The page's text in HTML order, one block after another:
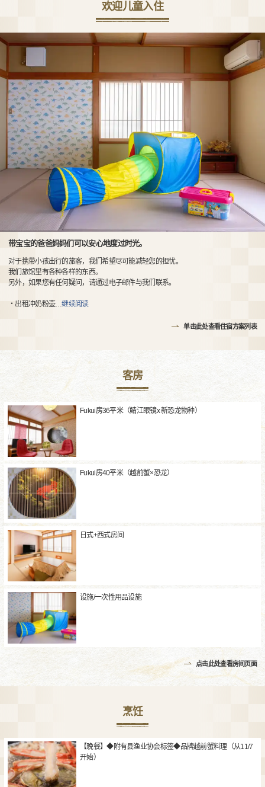
欢迎儿童入住
带宝宝的爸爸妈妈们可以安心地度过时光。
对于携带小孩出行的旅客，我们希望尽可能减轻您的担忧。
我们旅馆里有各种各样的东西。
另外，如果您有任何疑问，请通过电子邮件与我们联系。
・出租冲奶粉壶…继续阅读
单击此处查看住宿方案列表
客房
Fukui房36平米（鲭江眼镜x 新恐龙物种）
Fukui房40平米（越前蟹×恐龙）
日式+西式房间
设施/一次性用品设施
点击此处查看房间页面
烹饪
【晚餐】◆附有县渔业协会标签◆品牌越前蟹料理（从11/7
开始）